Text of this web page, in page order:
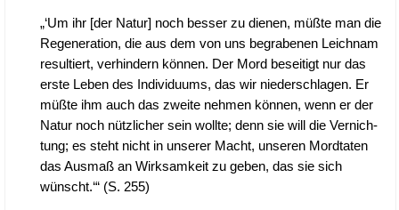
„‘Um ihr [der Natur] noch bes­ser zu die­nen, müß­te man die
Rege­ne­ra­ti­on, die aus dem von uns begra­be­nen Leich­nam
resul­tiert, ver­hin­dern kön­nen. Der Mord besei­tigt nur das
ers­te Leben des Indi­vi­du­ums, das wir nie­der­schla­gen. Er
müß­te ihm auch das zwei­te neh­men kön­nen, wenn er der
Natur noch nütz­li­cher sein woll­te; denn sie will die Ver­nich­
tung; es steht nicht in unse­rer Macht, unse­ren Mord­ta­ten
das Aus­maß an Wirk­sam­keit zu geben, das sie sich
wünscht.‘“ (S. 255)